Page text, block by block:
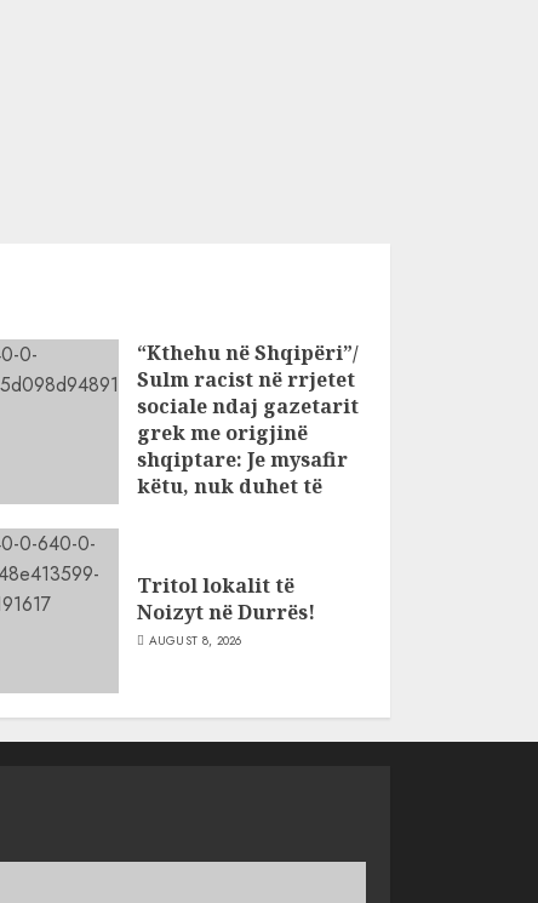
“Kthehu në Shqipëri”/
Sulm racist në rrjetet
sociale ndaj gazetarit
grek me origjinë
shqiptare: Je mysafir
këtu, nuk duhet të
Tritol lokalit të
Noizyt në Durrës!
AUGUST 8, 2026